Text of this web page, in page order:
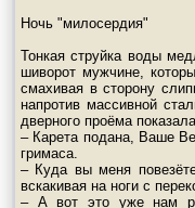
Ночь "милосердия"
Тонкая струйка воды
шиворот мужчине,
смахивая в сторону
напротив массивной
дверного проёма
– Карета подана, Ваше
гримаса.
– Куда вы меня
вскакивая на ноги с
– А вот это уже нам